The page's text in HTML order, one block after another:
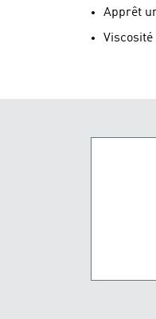
Apprêt
Viscosité